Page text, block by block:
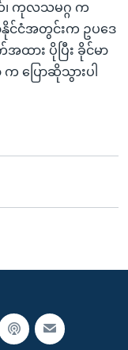
၊ ကုလသမဂ္ဂ က
နိုင်ငံအတွင်းက ဥပဒေ
ား ပိုပြီး ခိုင်မာ
ပြောဆိုသွားပါ